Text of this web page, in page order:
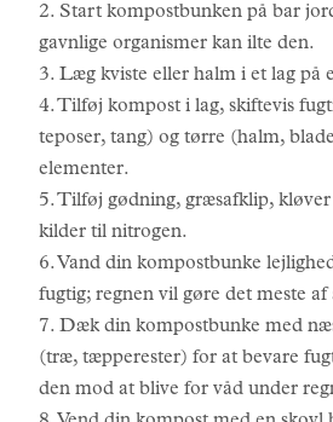
2. Start kompostbunken på bar
gavnlige organismer kan ilte den.
3. Læg kviste eller halm i et lag på
4. Tilføj kompost i lag, skiftevis
teposer, tang) og tørre (halm,
elementer.
5. Tilføj gødning, græsafklip,
kilder til nitrogen.
6. Vand din kompostbunke
fugtig; regnen vil gøre det meste af
7. Dæk din kompostbunke med
(træ, tæpperester) for at bevare
den mod at blive for våd under